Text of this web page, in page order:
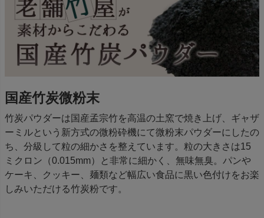
国産竹炭微粉末
竹炭パウダーは国産孟宗竹を高温の土窯で焼き上げ、ギャザ
ーミルという新方式の微粉砕機にて微粉末パウダーにしたの
ち、分級して粒の細かさを整えています。粒の大きさは15
ミクロン（0.015mm）と非常に細かく、無味無臭。パンや
ケーキ、クッキー、麺類など幅広い食品に黒い色付けをお楽
しみいただける竹炭粉です。